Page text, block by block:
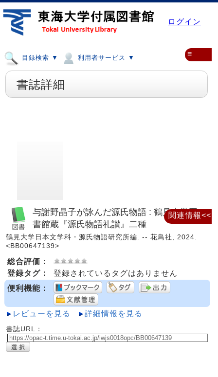
ログイン
目録検索 ▼ 利用者サービス ▼ ≡
書誌詳細
与謝野晶子が詠んだ源氏物語 : 鶴見大学図
書館蔵『源氏物語礼讃』二種
鶴見大学日本文学科・源氏物語研究所編. -- 花鳥社, 2024.
<BB00647139>
総合評価：
登録タグ：
登録されているタグはありません
便利機能：
レビューを見る 詳細情報を見る
書誌URL：
関連情報<<